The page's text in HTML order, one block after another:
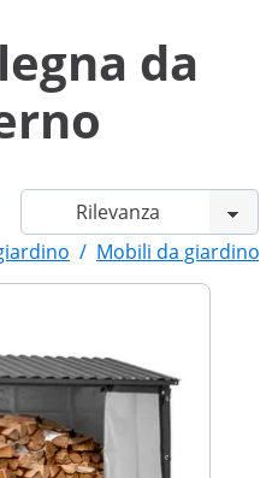
da
/ Mobili da giardino